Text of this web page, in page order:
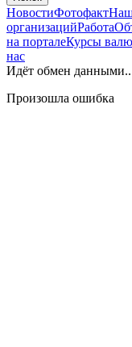
НовостиФотофакт
организацийРабота
на порталеКурсы
нас
Идёт обмен
Произошла ошибка